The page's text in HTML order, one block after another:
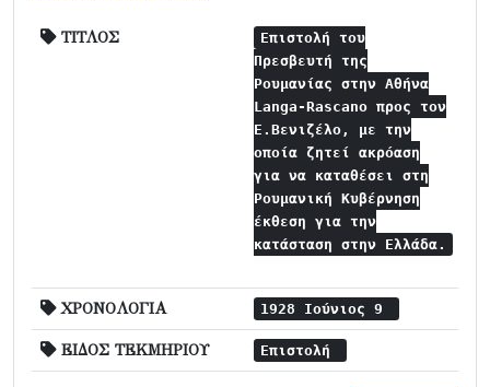
ΤΙΤΛΟΣ
Επιστολή του
Πρεσβευτή της
Ρουμανίας στην Αθήνα
Langa-Rascano προς τον
Ε.Βενιζέλο, με την
οποία ζητεί ακρόαση
για να καταθέσει στη
Ρουμανική Κυβέρνηση
έκθεση για την
κατάσταση στην Ελλάδα.
ΧΡΟΝΟΛΟΓΙΑ 1928 Ιούνιος 9
ΕΙΔΟΣ ΤΕΚΜΗΡΙΟΥ Επιστολή